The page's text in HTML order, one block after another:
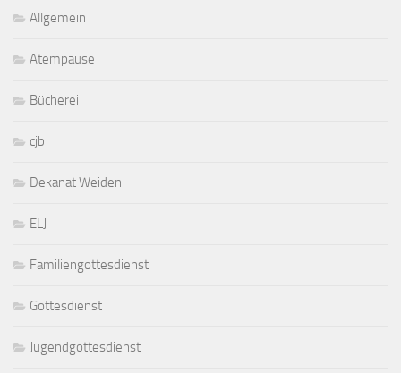
Allgemein
Atempause
Bücherei
cjb
Dekanat Weiden
ELJ
Familiengottesdienst
Gottesdienst
Jugendgottesdienst